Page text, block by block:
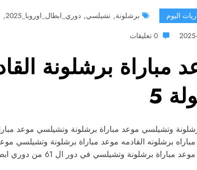
اليوم برشلونة,تشيلسي,دوري_ابطال_اوروبا_2025 ,
0 تعليقات
مباراة برشلونة
5
وتشيلسي موعد مباراة برشلونة وتشيلسي موعد
مباراه برشلونه القادمه موعد مباراة برشلونة وتشيلسي
مباراة برشلونة وتشيلسي في دور ال 61 من دوري ابطال اوروبا 2024…